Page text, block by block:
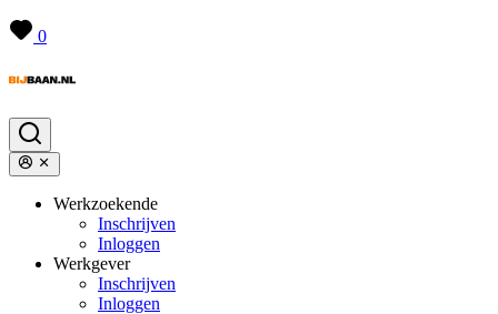
0
Werkzoekende
Inschrijven
Inloggen
Werkgever
Inschrijven
Inloggen